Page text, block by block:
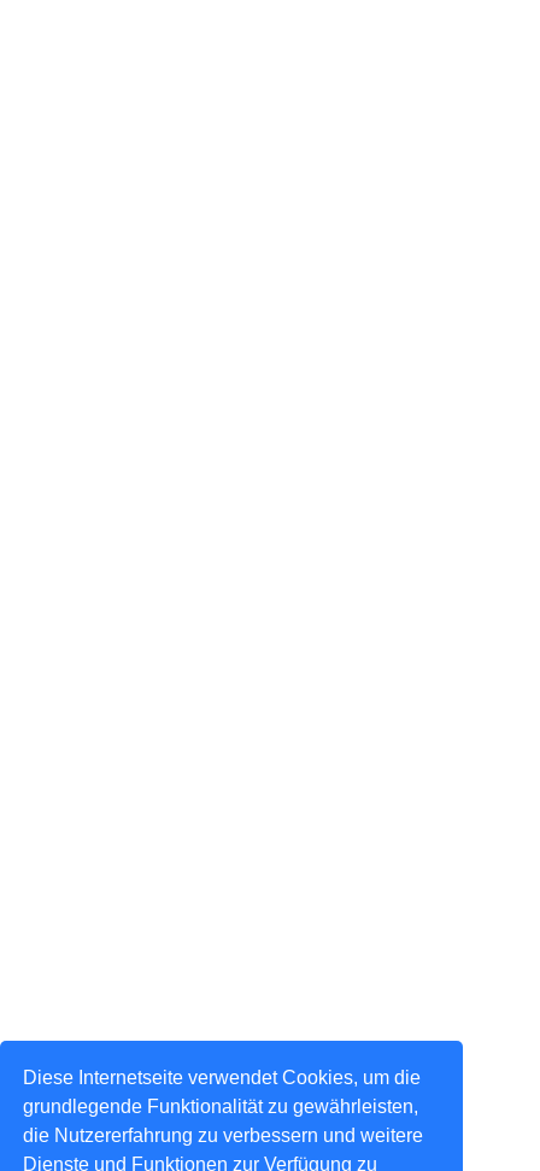
Diese Internetseite verwendet Cookies, um die
grundlegende Funktionalität zu gewährleisten,
die Nutzererfahrung zu verbessern und weitere
Dienste und Funktionen zur Verfügung zu